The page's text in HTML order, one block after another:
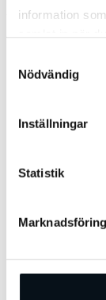
information
Nödvändig
Inställningar
Statistik
Marknadsföring
VD-podden